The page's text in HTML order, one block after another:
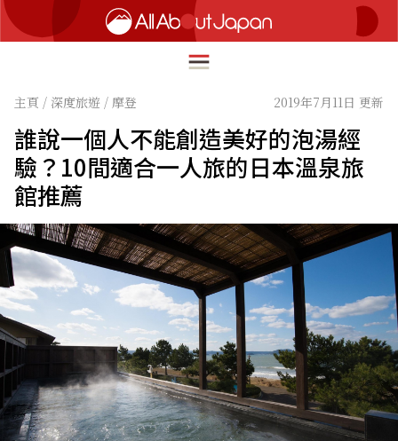
English
繁體中文
ภาษาไทย
한국어
日本語
HOME
深度旅遊
美食尋味
流行文化
創新趨勢
在地故事
關於我們 網站政策
主頁 / 深度旅遊 / 摩登 2019年7月11日 更新
誰說一個人不能創造美好的泡湯經
驗？10間適合一人旅的日本溫泉旅
館推薦